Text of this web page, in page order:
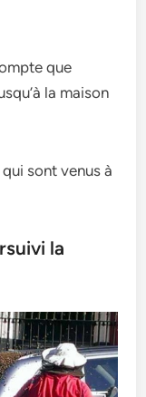
que
la maison
sont venus à
la